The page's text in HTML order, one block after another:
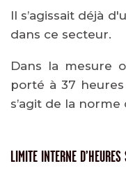
Il s’agissait déjà
dans ce secteur.
Dans la mesure
porté à 37
s’agit de la
LIMITE INTERNE